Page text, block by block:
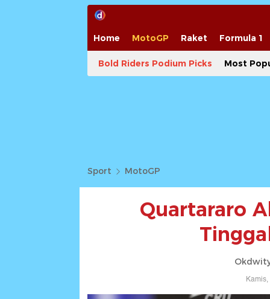
Home MotoGP Raket Formula 1
Bold Riders Podium Picks Most
Sport MotoGP
Quartararo